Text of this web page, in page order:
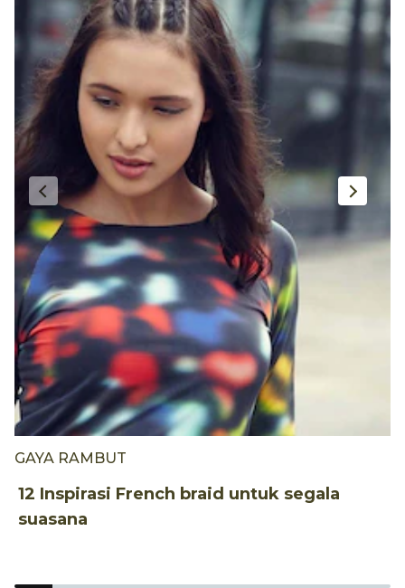
GAYA RAMBUT
12 Inspirasi French braid untuk segala
suasana